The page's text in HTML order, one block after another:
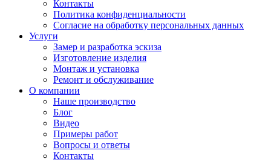
Контакты
Политика конфиденциальности
Согласие на обработку персональных данных
Услуги
Замер и разработка эскиза
Изготовление изделия
Монтаж и установка
Ремонт и обслуживание
О компании
Наше производство
Блог
Видео
Примеры работ
Вопросы и ответы
Контакты